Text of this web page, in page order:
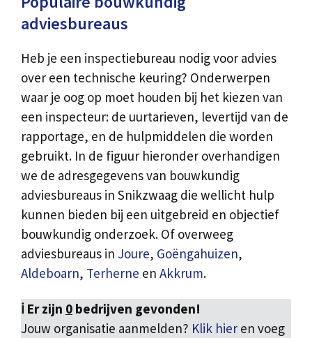
adviesbureaus
Heb je een inspectiebureau nodig voor advies
over een technische keuring? Onderwerpen
waar je oog op moet houden bij het kiezen van
een inspecteur: de uurtarieven, levertijd van de
rapportage, en de hulpmiddelen die worden
gebruikt. In de figuur hieronder overhandigen
we de adresgegevens van bouwkundig
adviesbureaus in Snikzwaag die wellicht hulp
kunnen bieden bij een uitgebreid en objectief
bouwkundig onderzoek. Of overweeg
adviesbureaus in Joure, Goëngahuizen,
Aldeboarn, Terherne en Akkrum.
ℹ️ Er zijn 0 bedrijven gevonden!
Jouw organisatie aanmelden? Klik hier en voeg